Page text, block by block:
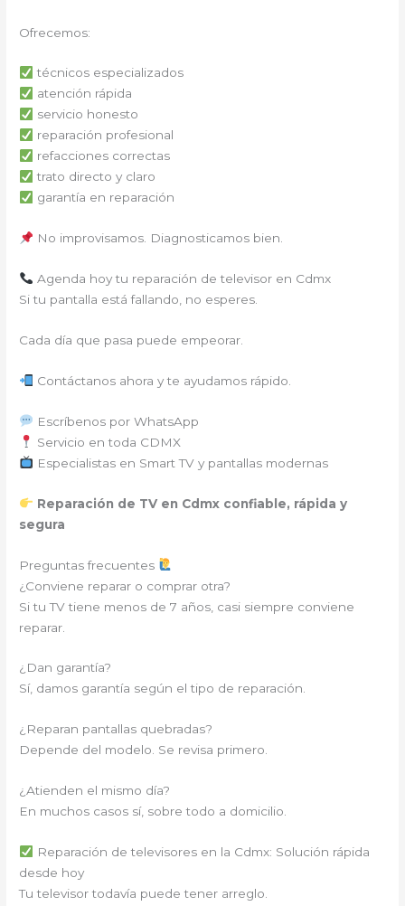
Ofrecemos:
técnicos especializados
atención rápida
servicio honesto
reparación profesional
refacciones correctas
trato directo y claro
garantía en reparación
No improvisamos. Diagnosticamos bien.
Agenda hoy tu reparación de televisor en Cdmx
Si tu pantalla está fallando, no esperes.
Cada día que pasa puede empeorar.
Contáctanos ahora y te ayudamos rápido.
Escríbenos por WhatsApp
Servicio en toda CDMX
Especialistas en Smart TV y pantallas modernas
Reparación de TV en Cdmx confiable, rápida y
segura
Preguntas frecuentes
¿Conviene reparar o comprar otra?
Si tu TV tiene menos de 7 años, casi siempre conviene
reparar.
¿Dan garantía?
Sí, damos garantía según el tipo de reparación.
¿Reparan pantallas quebradas?
Depende del modelo. Se revisa primero.
¿Atienden el mismo día?
En muchos casos sí, sobre todo a domicilio.
Reparación de televisores en la Cdmx: Solución rápida
desde hoy
Tu televisor todavía puede tener arreglo.